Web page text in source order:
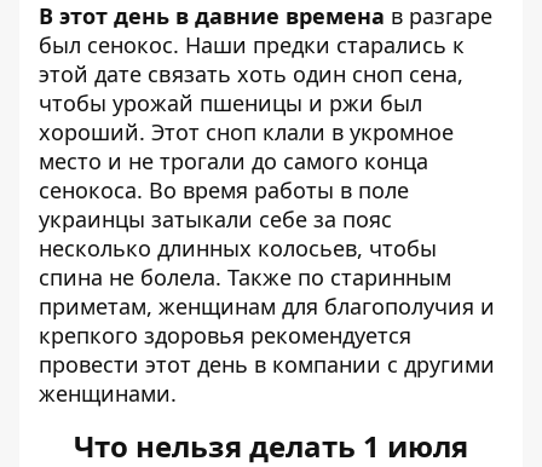
В этот день в давние времена в разгаре
был сенокос. Наши предки старались к
этой дате связать хоть один сноп сена,
чтобы урожай пшеницы и ржи был
хороший. Этот сноп клали в укромное
место и не трогали до самого конца
сенокоса. Во время работы в поле
украинцы затыкали себе за пояс
несколько длинных колосьев, чтобы
спина не болела. Также по старинным
приметам, женщинам для благополучия и
крепкого здоровья рекомендуется
провести этот день в компании с другими
женщинами.
Что нельзя делать 1 июля